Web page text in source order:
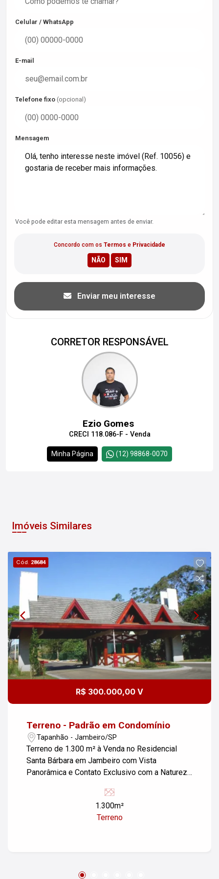
Celular / WhatsApp
E-mail
Telefone fixo (opcional)
Mensagem
Você pode editar esta mensagem antes de enviar.
Concordo com os Termos e Privacidade
Enviar meu interesse
CORRETOR RESPONSÁVEL
Ezio Gomes
CRECI 118.086-F - Venda
Minha Página (12) 98868-0070
Imóveis Similares
Cód. 28684
R$ 300.000,00 V
Terreno - Padrão em Condomínio
Tapanhão - Jambeiro/SP
Terreno de 1.300 m² à Venda no Residencial
Santa Bárbara em Jambeiro com Vista
Panorâmica e Contato Exclusivo com a Natureza
em um lugar onde o silêncio é interrompido
apenas pelo canto dos pássaros, onde a
natureza faz parte da paisagem todos os dias e
1.300m²
Terreno